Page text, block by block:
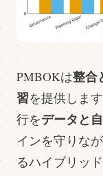
PMBOKは整合
習を提供しま
行をデータと
インを守りな
るハイブリッ